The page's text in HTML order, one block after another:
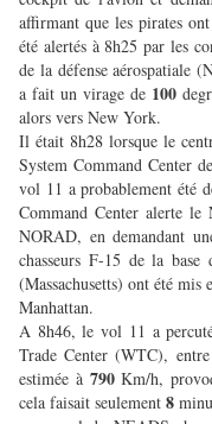
affirmant que les pirates
été alertés à 8h25 par les
de la défense aérospatiale
a fait un virage de 100
alors vers New York.
Il était 8h28 lorsque le
System Command Center
vol 11 a probablement été
Command Center alerte
NORAD, en demandant
chasseurs F-15 de la
(Massachusetts) ont été mis
Manhattan.
A 8h46, le vol 11 a
Trade Center (WTC),
estimée à 790Km/h,
cela faisait seulement8